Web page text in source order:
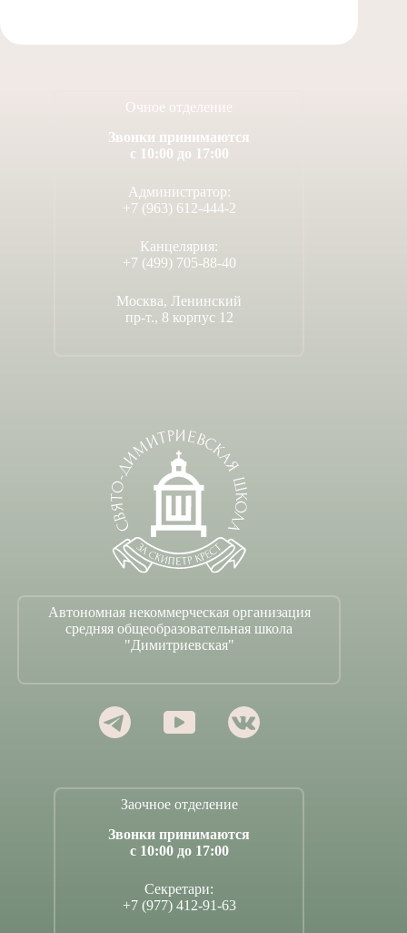
Очное отделение
Звонки принимаются
с 10:00 до 17:00
Администратор:
+7 (963) 612-444-2
Канцелярия:
+7 (499) 705-88-40
Москва, Ленинский
пр-т., 8 корпус 12
Автономная некоммерческая организация
средняя общеобразовательная школа
"Димитриевская"
Заочное отделение
Звонки принимаются
с 10:00 до 17:00
Секретари:
+7 (977) 412-91-63